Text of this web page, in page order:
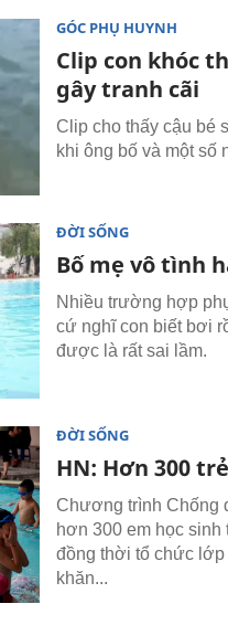
GÓC PHỤ HUYNH
Clip con khóc
gây tranh cãi
Clip cho thấy cậu bé
khi ông bố và một
ĐỜI SỐNG
Bố mẹ vô tình
Nhiều trường hợp
cứ nghĩ con biết bơi
được là rất sai lầm.
ĐỜI SỐNG
HN: Hơn 300
Chương trình Chống
hơn 300 em học
đồng thời tổ chức lớp
khăn...